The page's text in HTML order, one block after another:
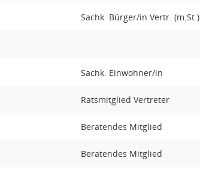
Sachk. Bürger/in Vertr. (m.St.)
Sachk. Einwohner/in
Ratsmitglied Vertreter
Beratendes Mitglied
Beratendes Mitglied